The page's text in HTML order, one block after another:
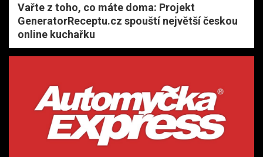
Vařte z toho, co máte doma: Projekt
GeneratorReceptu.cz spouští největší českou
online kuchařku